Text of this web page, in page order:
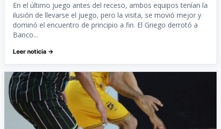
En el último juego antes del receso, ambos equipos tenían la
ilusión de llevarse el juego, pero la visita, se movió mejor y
dominó el encuentro de principio a fin. El Griego derrotó a
Banco...
Leer noticia →